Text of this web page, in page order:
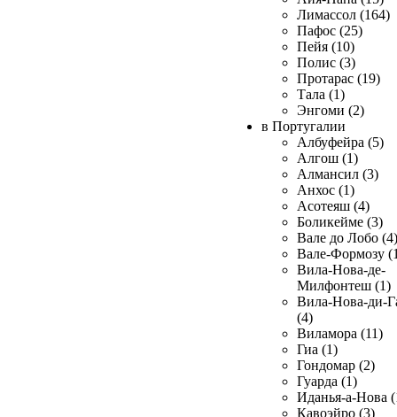
Лимассол (164)
Пафос (25)
Пейя (10)
Полис (3)
Протарас (19)
Тала (1)
Энгоми (2)
в Португалии
Албуфейра (5)
Алгош (1)
Алмансил (3)
Анхос (1)
Асотеяш (4)
Боликейме (3)
Вале до Лобо (4)
Вале-Формозу
Вила-Нова-де-
Милфонтеш (1)
Вила-Нова-ди-
(4)
Виламора (11)
Гиа (1)
Гондомар (2)
Гуарда (1)
Иданья-а-Нова
Кавоэйро (3)